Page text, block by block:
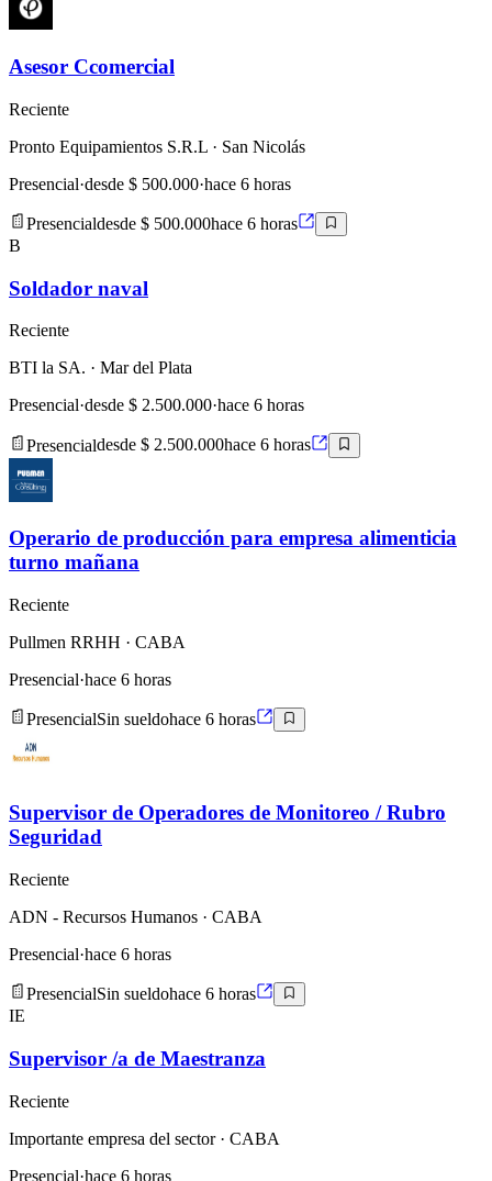
Asesor Ccomercial
Reciente
Pronto Equipamientos S.R.L · San Nicolás
Presencial·desde $ 500.000·hace 6 horas
Presencialdesde $ 500.000hace 6 horas
B
Soldador naval
Reciente
BTI la SA. · Mar del Plata
Presencial·desde $ 2.500.000·hace 6 horas
Presencialdesde $ 2.500.000hace 6 horas
Operario de producción para empresa alimenticia
turno mañana
Reciente
Pullmen RRHH · CABA
Presencial·hace 6 horas
PresencialSin sueldohace 6 horas
Supervisor de Operadores de Monitoreo / Rubro
Seguridad
Reciente
ADN - Recursos Humanos · CABA
Presencial·hace 6 horas
PresencialSin sueldohace 6 horas
IE
Supervisor /a de Maestranza
Reciente
Importante empresa del sector· CABA
Presencial·hace 6 horas